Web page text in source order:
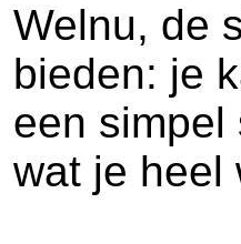
Welnu, de
bieden: je
een simpel
wat je heel